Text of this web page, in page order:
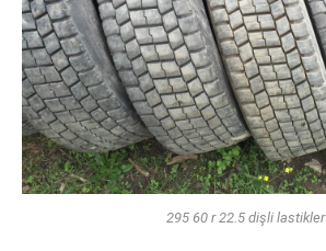
295 60 r 22.5 dişli lastikler